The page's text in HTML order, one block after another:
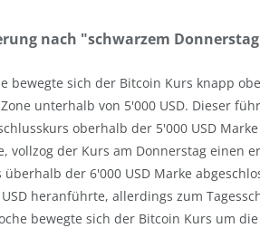
nach "schwarzem
bewegte sich der Bitcoin Kurs knapp
unterhalb von 5'000 USD. Dieser
oberhalb der 5'000 USD
vollzog der Kurs am Donnerstag einen
der 6'000 USD Marke
heranführte, allerdings zum
bewegte sich der Bitcoin Kurs um